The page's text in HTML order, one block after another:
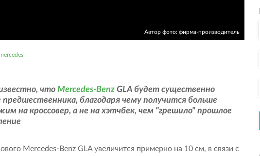
Автор фото: фирма-производитель
что Mercedes-Benz GLA будет существенно
благодаря чему получится больше
на кроссовер, а не на хэтчбек, чем "грешило" прошлое
Mercedes-Benz GLA увеличится примерно на 10 см, в связи с